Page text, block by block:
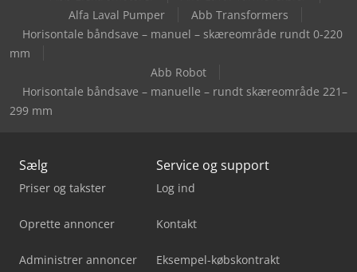
Alfa Laval Pumper
Abb Transformers
Horisontale båndsave – manuel – skæreområde rundt 0-220
mm
Abb Robot
Horisontale båndsave – manuelle – rundt skæreområde 221–
299 mm
Sælg
Priser og takster
Oprette annoncer
Administrer annoncer
Service og support
Log ind
Kontakt
Eksempel-købskontrakt